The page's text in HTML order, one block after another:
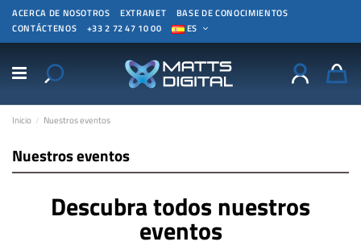
ACERCA DE NOSOTROS EXTRANET
BASE DE CONOCIMIENTOS
CONTÁCTENOS
+33 2 72 47 10 00 ES
Inicio Nuestros eventos
Nuestros eventos
Descubra todos nuestros
eventos